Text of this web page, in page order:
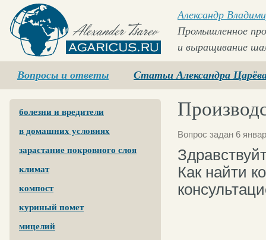
Agaricus.ru
Александр
Промышленное
и выращивание
Вопросы и ответы Статьи Александра
болезни и вредители
в домашних условиях
зарастание покровного слоя
климат
компост
куриный помет
мицелий
Вопрос задан 6
Как найти